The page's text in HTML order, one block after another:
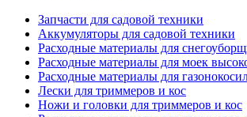
Запчасти для садовой техники
Аккумуляторы для садовой техники
Расходные материалы для
Расходные материалы для моек
Расходные материалы для
Лески для триммеров и кос
Ножи и головки для триммеров и кос